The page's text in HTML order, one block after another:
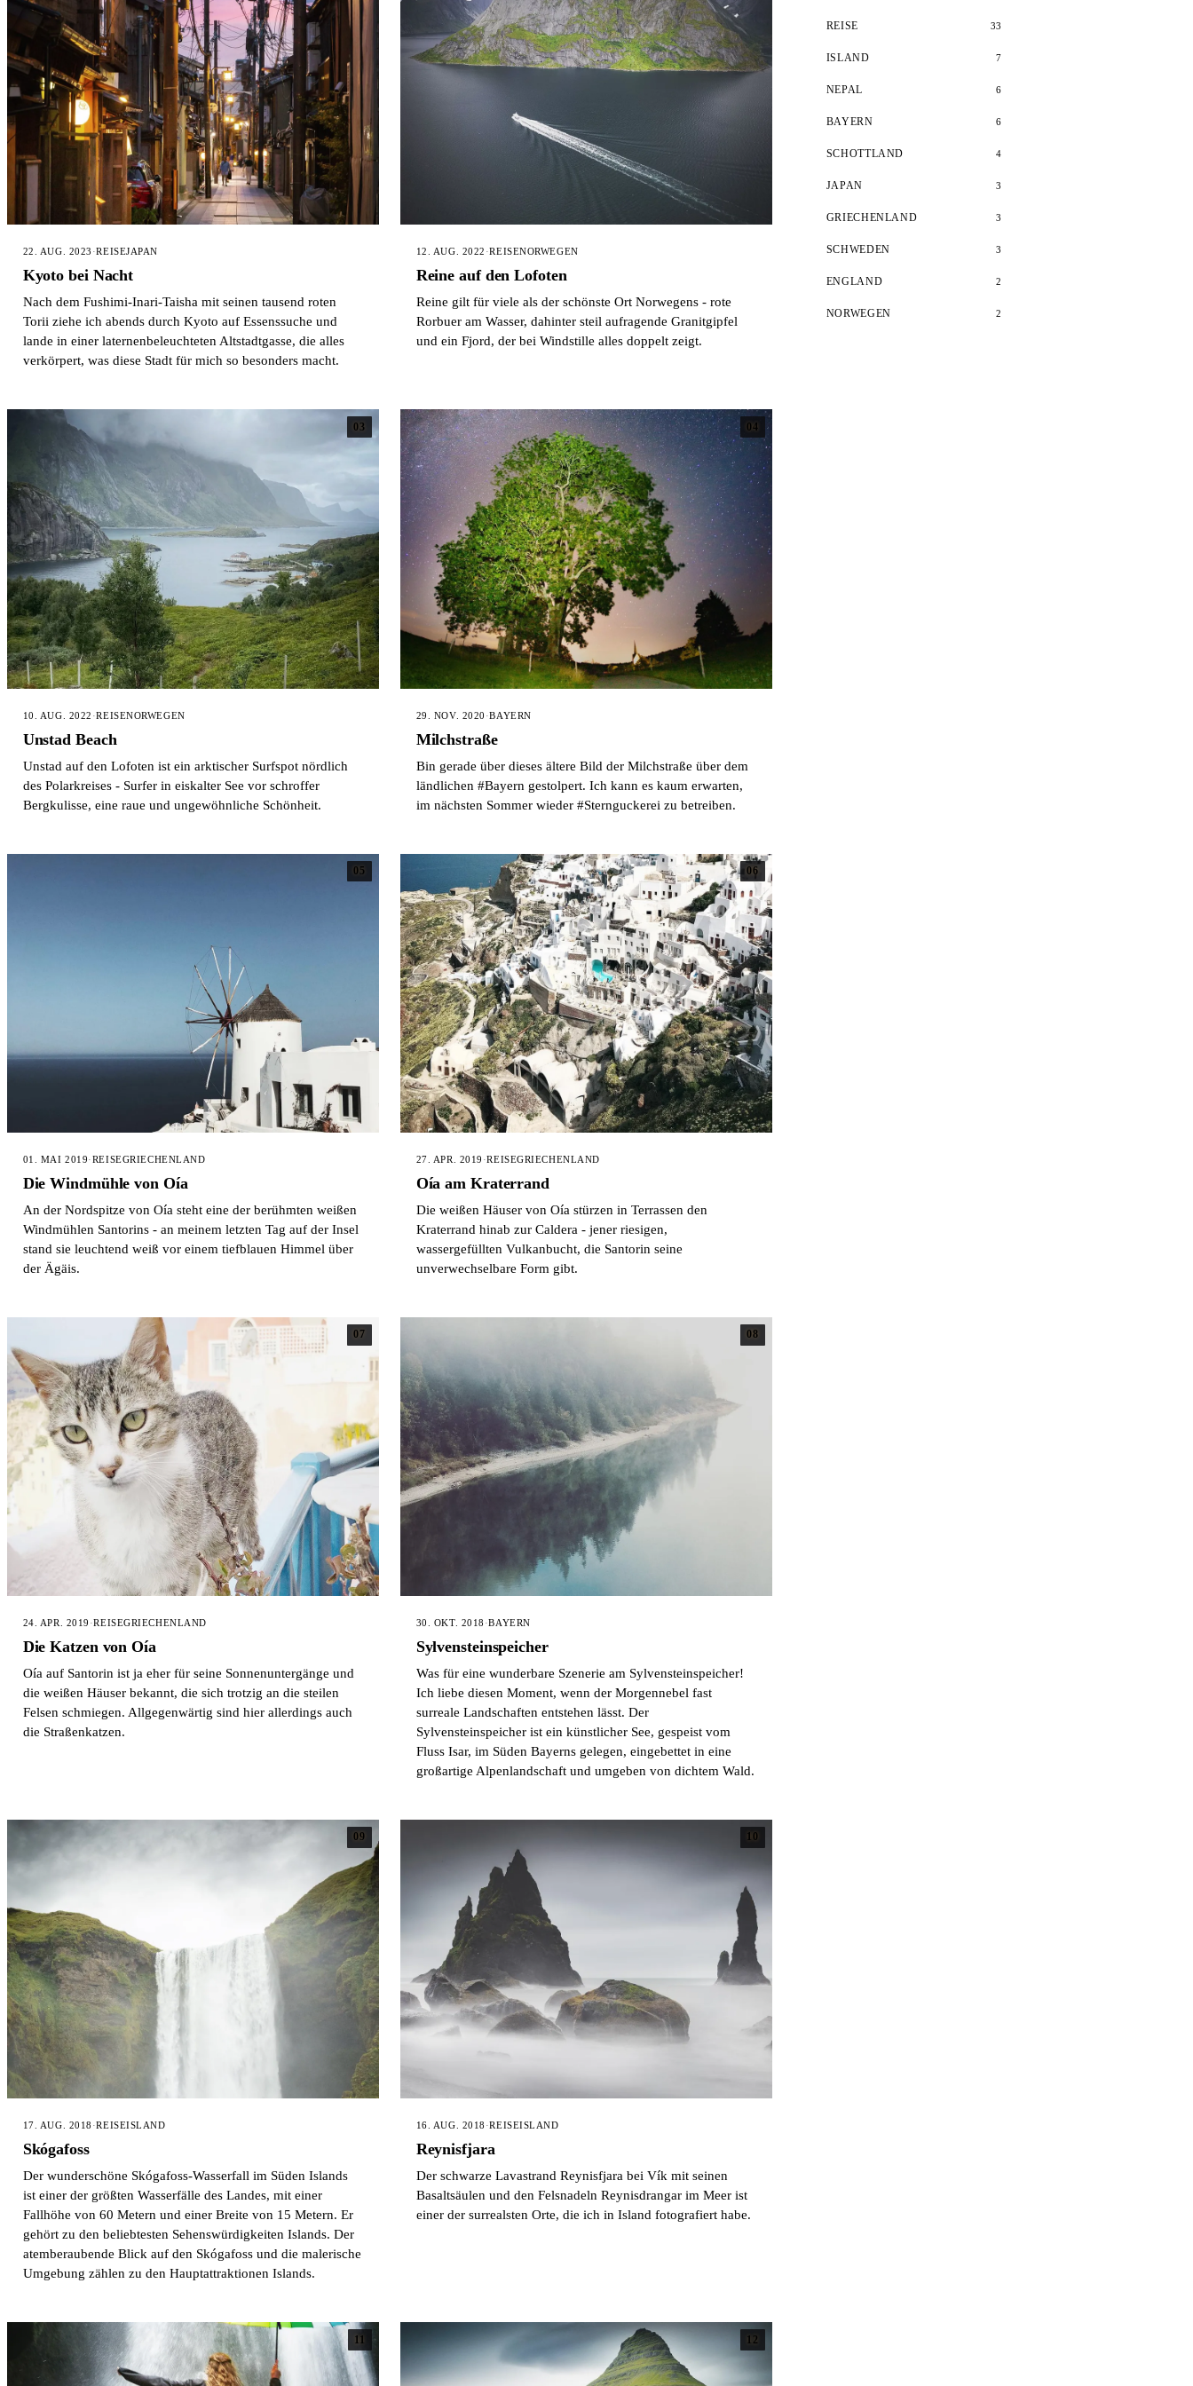
22. AUG. 2023 ·REISEJAPAN
Kyoto bei Nacht
Nach dem Fushimi-Inari-Taisha mit seinen tausend roten
Torii ziehe ich abends durch Kyoto auf Essenssuche und
lande in einer laternenbeleuchteten Altstadtgasse, die alles
verkörpert, was diese Stadt für mich so besonders macht.
12. AUG. 2022 ·REISENORWEGEN
Reine auf den Lofoten
Reine gilt für viele als der schönste Ort Norwegens - rote
Rorbuer am Wasser, dahinter steil aufragende Granitgipfel
und ein Fjord, der bei Windstille alles doppelt zeigt.
03
10. AUG. 2022 ·REISENORWEGEN
Unstad Beach
Unstad auf den Lofoten ist ein arktischer Surfspot nördlich
des Polarkreises - Surfer in eiskalter See vor schroffer
Bergkulisse, eine raue und ungewöhnliche Schönheit.
04
29. NOV. 2020 ·BAYERN
Milchstraße
Bin gerade über dieses ältere Bild der Milchstraße über dem
ländlichen #Bayern gestolpert. Ich kann es kaum erwarten,
im nächsten Sommer wieder #Sternguckerei zu betreiben.
05
01. MAI 2019·REISEGRIECHENLAND
Die Windmühle von Oía
An der Nordspitze von Oía steht eine der berühmten weißen
Windmühlen Santorins - an meinem letzten Tag auf der Insel
stand sie leuchtend weiß vor einem tiefblauen Himmel über
der Ägäis.
06
27. APR. 2019 ·REISEGRIECHENLAND
Oía am Kraterrand
Die weißen Häuser von Oía stürzen in Terrassen den
Kraterrand hinab zur Caldera - jener riesigen,
wassergefüllten Vulkanbucht, die Santorin seine
unverwechselbare Form gibt.
07
24. APR. 2019 ·REISEGRIECHENLAND
Die Katzen von Oía
Oía auf Santorin ist ja eher für seine Sonnenuntergänge und
die weißen Häuser bekannt, die sich trotzig an die steilen
Felsen schmiegen. Allgegenwärtig sind hier allerdings auch
die Straßenkatzen.
08
30. OKT. 2018 ·BAYERN
Sylvensteinspeicher
Was für eine wunderbare Szenerie am Sylvensteinspeicher!
Ich liebe diesen Moment, wenn der Morgennebel fast
surreale Landschaften entstehen lässt. Der
Sylvensteinspeicher ist ein künstlicher See, gespeist vom
Fluss Isar, im Süden Bayerns gelegen, eingebettet in eine
großartige Alpenlandschaft und umgeben von dichtem Wald.
09
17. AUG. 2018 ·REISEISLAND
Skógafoss
Der wunderschöne Skógafoss-Wasserfall im Süden Islands
ist einer der größten Wasserfälle des Landes, mit einer
Fallhöhe von 60 Metern und einer Breite von 15 Metern. Er
gehört zu den beliebtesten Sehenswürdigkeiten Islands. Der
atemberaubende Blick auf den Skógafoss und die malerische
Umgebung zählen zu den Hauptattraktionen Islands.
10
16. AUG. 2018 ·REISEISLAND
Reynisfjara
Der schwarze Lavastrand Reynisfjara bei Vík mit seinen
Basaltsäulen und den Felsnadeln Reynisdrangar im Meer ist
einer der surrealsten Orte, die ich in Island fotografiert habe.
11 12
REISE 33
ISLAND 7
NEPAL 6
BAYERN 6
SCHOTTLAND 4
JAPAN 3
GRIECHENLAND 3
SCHWEDEN 3
ENGLAND 2
NORWEGEN 2